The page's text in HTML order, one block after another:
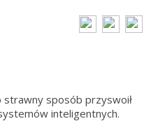
strawny sposób przyswoił
inteligentnych.